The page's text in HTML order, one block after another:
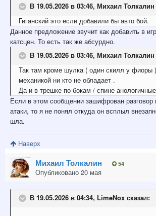
В 19.05.2026 в 03:46, Михаил Толкалин
Гиганский это если добавили бы авто бой.
Данное предложение звучит как добавить в
катсцен. То есть так же абсурдно.
В 19.05.2026 в 03:46, Михаил Толкалин
Так там кроме шулка ( один скилл у фиоры
механикой ни кто не обладает .
Да и в трешке по бокам / спине
Если в этом сообщении зашифрован разговор
атаки, то я не понял откуда он всплыл
шла.
Наверх
Михаил Толкалин 54
Опубликовано 20 мая
В 19.05.2026 в 04:34, LimeNox сказал: